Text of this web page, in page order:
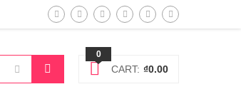
0
CART: ₫0.00